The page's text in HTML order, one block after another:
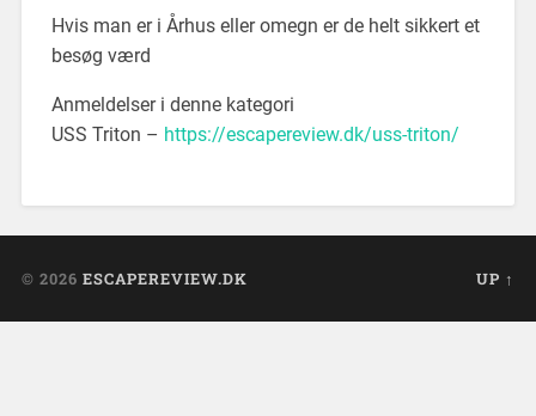
Hvis man er i Århus eller omegn er de helt sikkert et
besøg værd
Anmeldelser i denne kategori
USS Triton – https://escapereview.dk/uss-triton/
© 2026 ESCAPEREVIEW.DK UP ↑